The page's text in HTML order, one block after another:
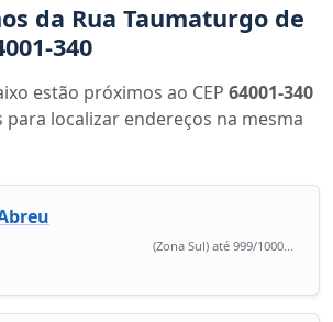
da Rua Taumaturgo de
340
estão próximos ao CEP 64001-340
para localizar endereços na mesma
(Zona Sul) até 999/1000...